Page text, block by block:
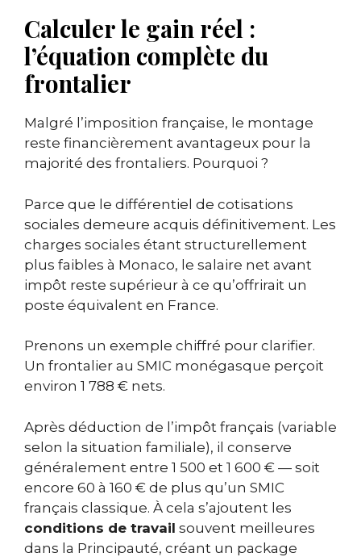
Calculer le gain réel :
l’équation complète du
frontalier
Malgré l’imposition française, le montage
reste financièrement avantageux pour la
majorité des frontaliers. Pourquoi ?
Parce que le différentiel de cotisations
sociales demeure acquis définitivement. Les
charges sociales étant structurellement
plus faibles à Monaco, le salaire net avant
impôt reste supérieur à ce qu’offrirait un
poste équivalent en France.
Prenons un exemple chiffré pour clarifier.
Un frontalier au SMIC monégasque perçoit
environ 1 788 € nets.
Après déduction de l’impôt français (variable
selon la situation familiale), il conserve
généralement entre 1 500 et 1 600 € — soit
encore 60 à 160 € de plus qu’un SMIC
français classique. À cela s’ajoutent les
conditions de travail souvent meilleures
dans la Principauté, créant un package